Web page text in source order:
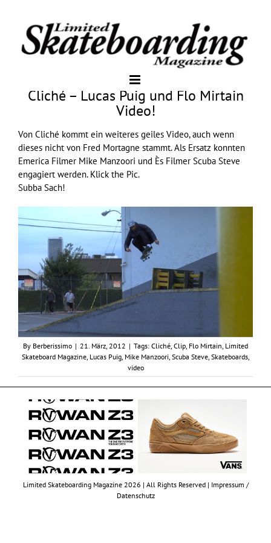
Cliché – Lucas Puig und Flo Mirtain
Video!
Von Cliché kommt ein weiteres geiles Video, auch wenn
dieses nicht von Fred Mortagne stammt. Als Ersatz konnten
Emerica Filmer Mike Manzoori und Ès Filmer Scuba Steve
engagiert werden. Klick the Pic.
Subba Sach!
By Berberissimo | 21. März, 2012 | Tags: Cliché Clip Flo Mirtain Limited
Skateboard Magazine, Lucas Puig, Mike Manzoori, Scuba Steve, Skateboards,
video
Limited Skateboarding Magazine 2026 | All Rights Reserved | Impressum /
Datenschutz